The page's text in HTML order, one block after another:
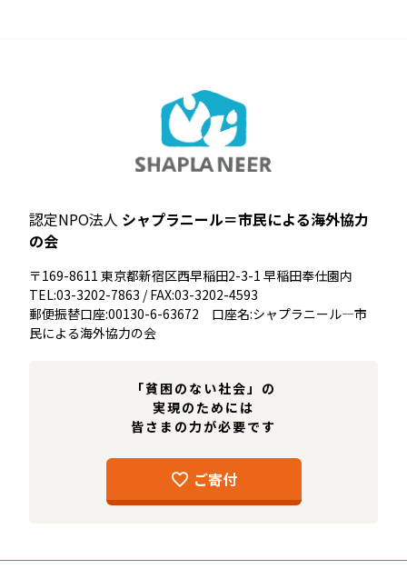
認定NPO法人 シャプラニール＝市民による海外協力
の会
〒169-8611 東京都新宿区西早稲田2-3-1 早稲田奉仕園内
TEL:03-3202-7863 / FAX:03-3202-4593
郵便振替口座:00130-6-63672 口座名:シャプラニール―市
民による海外協力の会
「貧困のない社会」の
実現のためには
皆さまの力が必要です
ご寄付